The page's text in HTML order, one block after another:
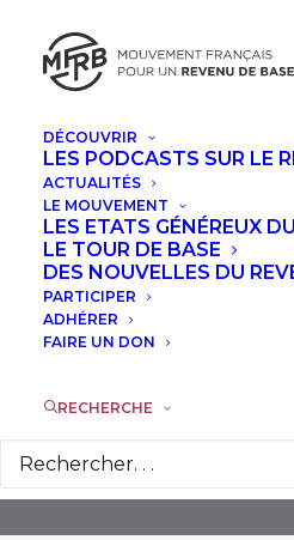
DÉCOUVRIR
LES PODCASTS SUR LE
ACTUALITÉS
LE MOUVEMENT
LES ETATS GÉNÉREUX
LE TOUR DE BASE
DES NOUVELLES DU
PARTICIPER
ADHÉRER
FAIRE UN DON
RECHERCHE
Parti Des